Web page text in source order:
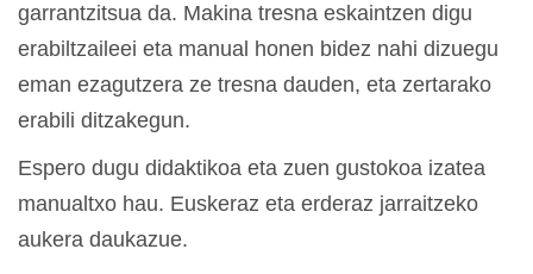
garrantzitsua da. Makina tresna eskaintzen digu
erabiltzaileei eta manual honen bidez nahi dizuegu
eman ezagutzera ze tresna dauden, eta zertarako
erabili ditzakegun.
Espero dugu didaktikoa eta zuen gustokoa izatea
manualtxo hau. Euskeraz eta erderaz jarraitzeko
aukera daukazue.